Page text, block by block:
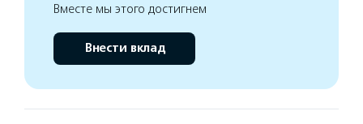
Вместе мы этого достигнем
Внести вклад